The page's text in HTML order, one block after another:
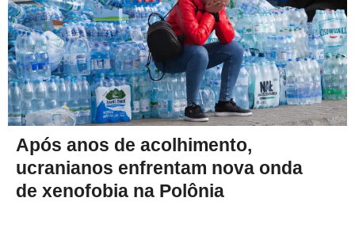
Após anos de acolhimento,
ucranianos enfrentam nova onda
de xenofobia na Polônia